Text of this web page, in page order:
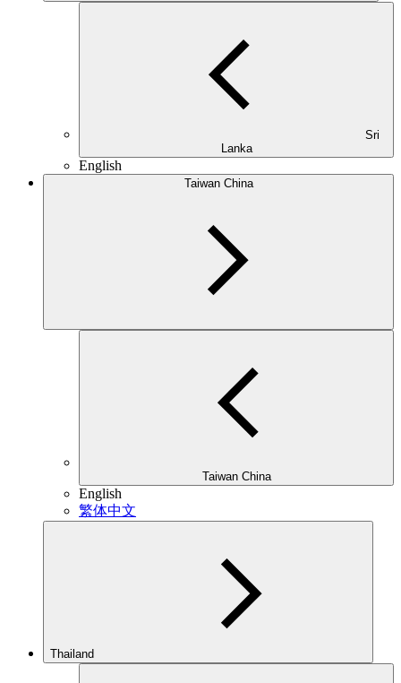
Lanka
English
Taiwan China
Taiwan China
English
繁体中文
Thailand